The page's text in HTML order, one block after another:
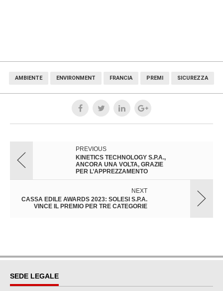
AMBIENTE ENVIRONMENT FRANCIA PREMI SICUREZZA
PREVIOUS
KINETICS TECHNOLOGY S.P.A.,
ANCORA UNA VOLTA, GRAZIE
PER L’APPREZZAMENTO
NEXT
CASSA EDILE AWARDS 2023: SOLESI S.P.A.
VINCE IL PREMIO PER TRE CATEGORIE
SEDE LEGALE